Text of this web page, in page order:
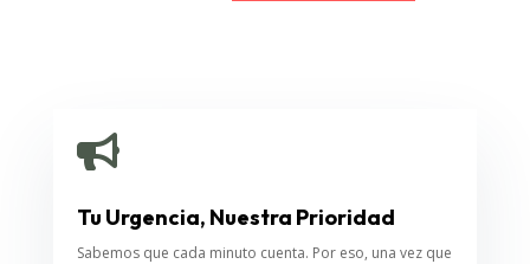

Tu Urgencia, Nuestra Prioridad
Sabemos que cada minuto cuenta. Por eso, una vez que